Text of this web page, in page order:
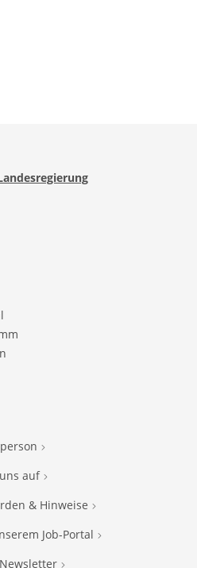
auf
& Hinweise
Job-Portal